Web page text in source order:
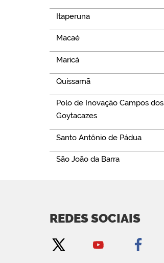
Itaperuna
Macaé
Maricá
Quissamã
Polo de Inovação Campos dos
Goytacazes
Santo Antônio de Pádua
São João da Barra
REDES SOCIAIS